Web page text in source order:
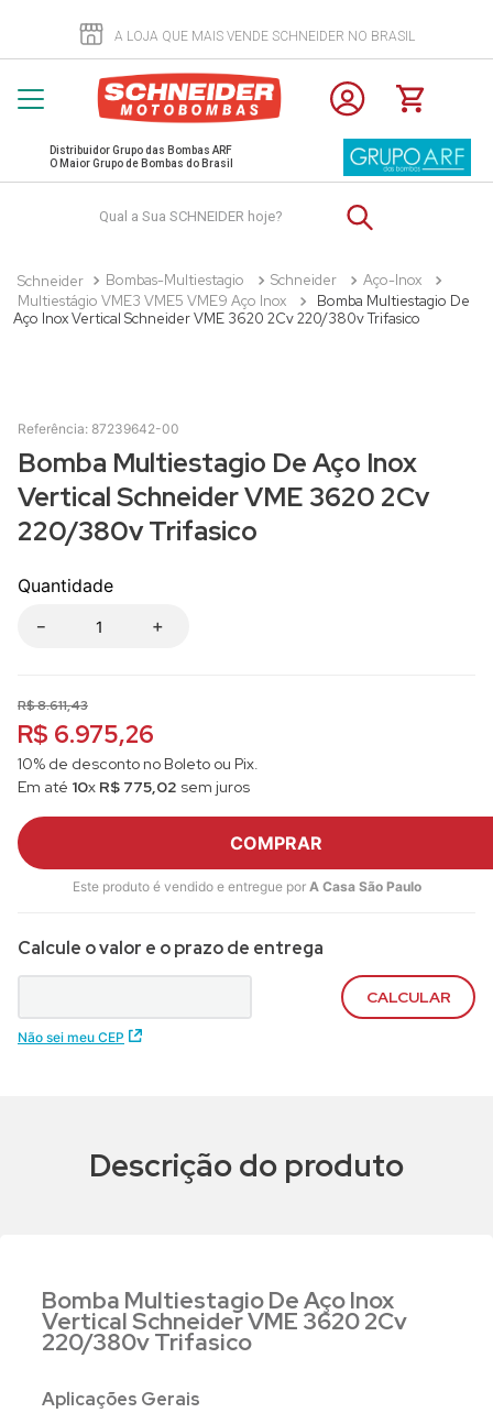
A LOJA QUE MAIS VENDE SCHNEIDER NO BRASIL
Distribuidor Grupo das Bombas ARF
O Maior Grupo de Bombas do Brasil
Qual a Sua SCHNEIDER hoje?
Bombas-Multiestagio Schneider
Aço-Inox
Multiestágio VME3 VME5 VME9 Aço Inox
Bomba Multiestagio De
Aço Inox Vertical Schneider VME 3620 2Cv 220/380v Trifasico
Referência: 87239642-00
Bomba Multiestagio De Aço Inox
Vertical Schneider VME 3620 2Cv
220/380v Trifasico
Quantidade
＋
－
R$8.611,43
R$ 6.975,26
10% de desconto no Boleto ou Pix.
Em até 10x R$ 775,02 sem juros
COMPRAR
Este produto é vendido e entregue por A Casa São Paulo
Não sei meu CEP
Descrição do produto
Bomba Multiestagio De Aço Inox
Vertical Schneider VME 3620 2Cv
220/380v Trifasico
Aplicações Gerais